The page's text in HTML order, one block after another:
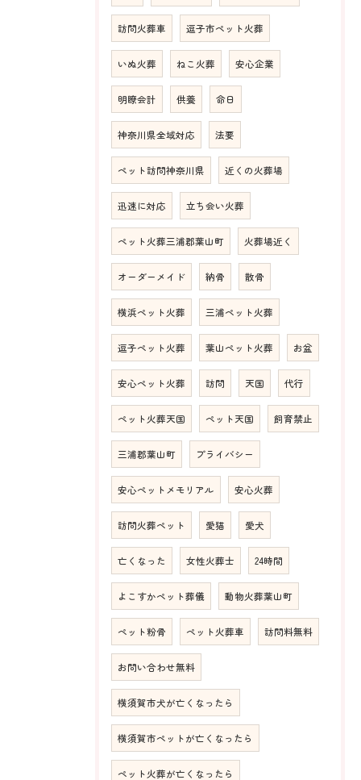
訪問火葬車 逗子市ペット火葬
いぬ火葬 ねこ火葬 安心企業
明瞭会計 供養 命日
神奈川県全域対応 法要
ペット訪問神奈川県 近くの火葬場
迅速に対応 立ち会い火葬
ペット火葬三浦郡葉山町 火葬場近く
オーダーメイド 納骨 散骨
横浜ペット火葬 三浦ペット火葬
逗子ペット火葬 葉山ペット火葬 お盆
安心ペット火葬 訪問 天国 代行
ペット火葬天国 ペット天国 飼育禁止
三浦郡葉山町 プライバシー
安心ペットメモリアル 安心火葬
訪問火葬ペット 愛猫 愛犬
亡くなった 女性火葬士 24時間
よこすかペット葬儀 動物火葬葉山町
ペット粉骨 ペット火葬車 訪問料無料
お問い合わせ無料
横須賀市犬が亡くなったら
横須賀市ペットが亡くなったら
ペット火葬が亡くなったら